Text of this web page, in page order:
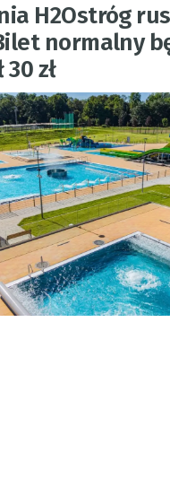
H2Ostróg
normalny
zł